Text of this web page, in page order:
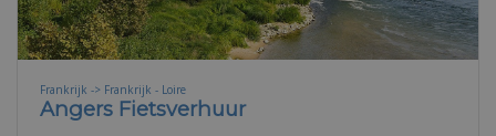
Frankrijk -> Frankrijk - Loire
Angers Fietsverhuur